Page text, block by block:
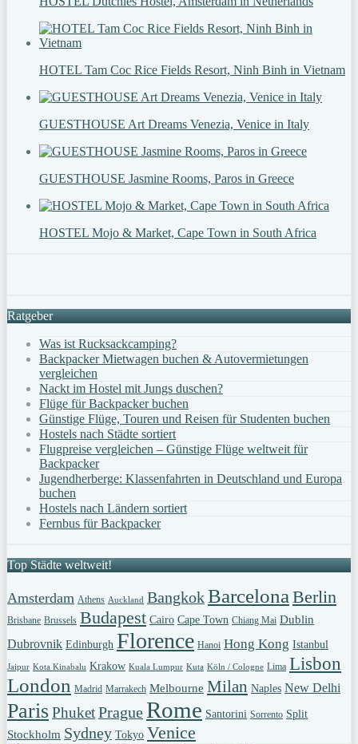
HOTEL Tam Coc Rice Fields Resort, Ninh Binh in Vietnam
GUESTHOUSE Art Dreams Venezia, Venice in Italy
GUESTHOUSE Jasmine Rooms, Paros in Greece
HOSTEL Mojo & Market, Cape Town in South Africa
Ratgeber
Was ist Rucksackcamping?
Backpacker Mietwagen buchen & Autovermietungen
vergleichen
Nackt im Hostel mit Jungs duschen?
Flüge für Backpacker buchen
Günstige Flüge, Touren und Reisen für Studenten buchen
Hostels nach Städte sortiert
Flugpreise vergleichen – Günstige Flüge weltweit für
Backpacker
Jugendherberge: Klassenfahrten in Deutschland und Europa
buchen
Hostels nach Ländern sortiert
Fernbus für Backpacker
Top Städte weltweit!
Amsterdam Athens Auckland BangkokBarcelonaBerlin
Brisbane Brussels Budapest Cairo Cape Town Chiang Mai Dublin
Dubrovnik Edinburgh Florence Hanoi Hong Kong Istanbul
Jaipur Kota Kinabalu Krakow Kuala Lumpur Kuta Köln / Cologne Lima Lisbon
London Madrid Marrakech Melbourne Milan Naples New Delhi
ParisPhuketPragueRome Santorini Sorrento Split
Stockholm Sydney Tokyo Venice